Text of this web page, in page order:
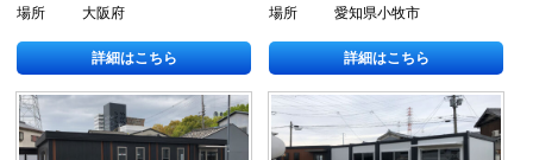
場所
大阪府
詳細はこちら
場所
愛知県小牧市
詳細はこちら